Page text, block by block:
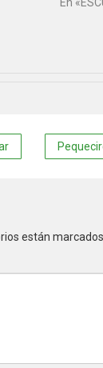
En
están